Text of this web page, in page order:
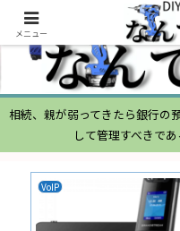
相続、親が弱ってきたら銀行の
して管理すべきで
VoIP
メニュー